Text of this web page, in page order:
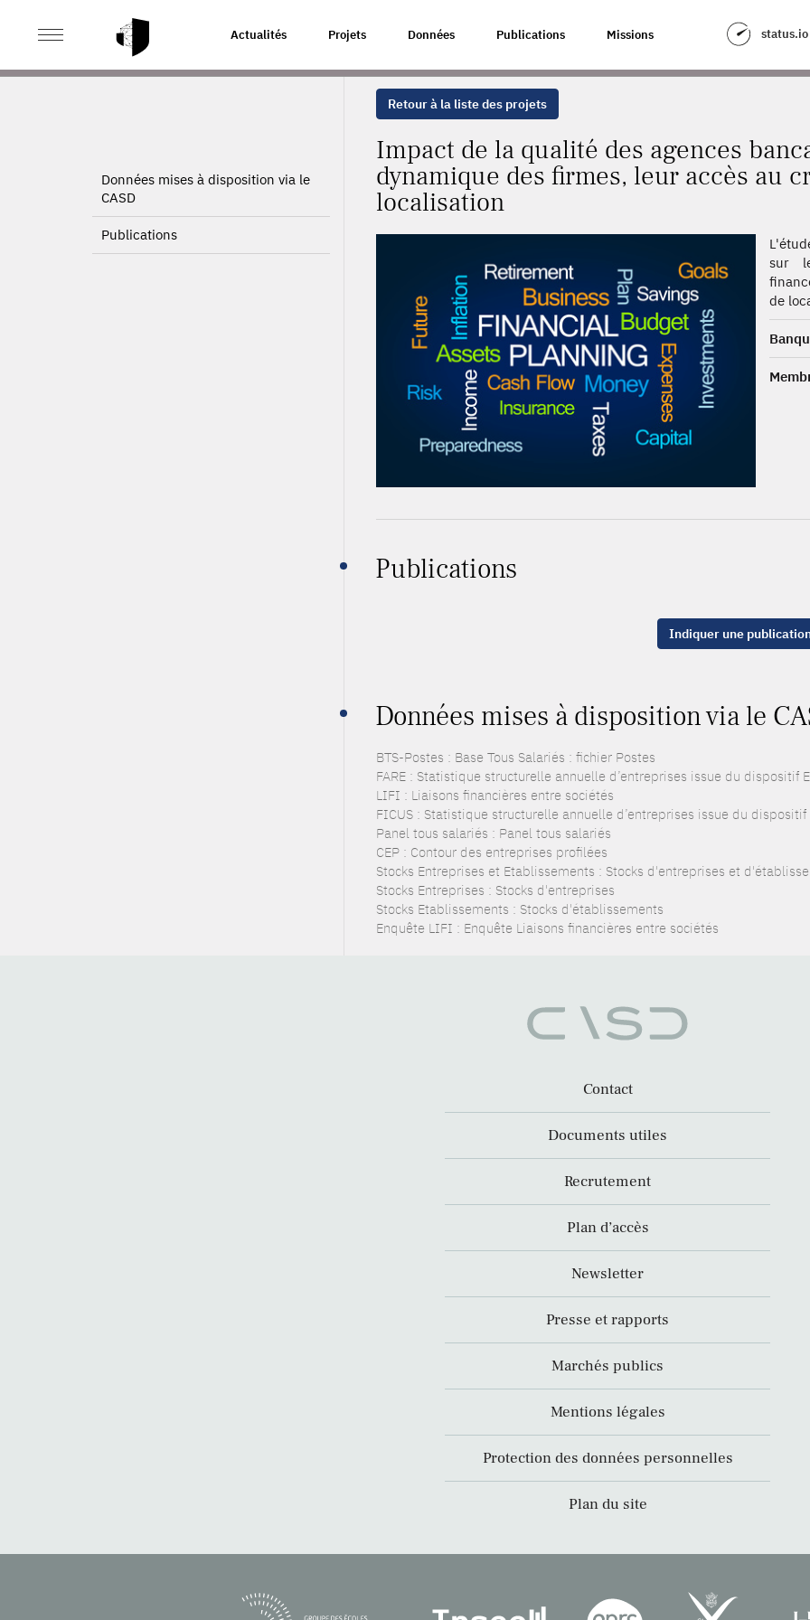
Actualités Projets Données Publications Missions status.io
ACCUEIL IMPACT DE LA QUALITÉ DES AGENCES BANCAIRES AU NIVEAU LOCAL SUR LA DYNAMIQUE DES FIRMES,
Données mises à disposition via le
CASD
Publications
Retour à la liste des projets
Impact de la qualité des agences
dynamique des firmes, leur accès au
localisation
sur
de
Publications
Indiquer une
Données mises à disposition via le
BTS-Postes : Base Tous Salariés : fichier Postes
FARE : Statistique structurelle annuelle d’entreprises issue du dispositif
LIFI : Liaisons financières entre sociétés
FICUS : Statistique structurelle annuelle d’entreprises issue du dispositif
Panel tous salariés : Panel tous salariés
CEP : Contour des entreprises profilées
Stocks Entreprises et Etablissements : Stocks d'entreprises et
Stocks Entreprises : Stocks d'entreprises
Stocks Etablissements : Stocks d'établissements
Enquête LIFI : Enquête Liaisons financières entre sociétés
Contact
Documents utiles
Recrutement
Plan d’accès
Newsletter
Presse et rapports
Marchés publics
Mentions légales
Protection des données personnelles
Plan du site